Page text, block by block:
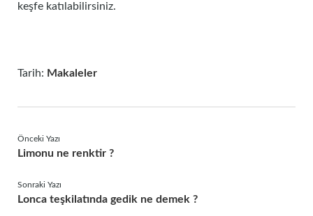
keşfe katılabilirsiniz.
Tarih: Makaleler
Önceki Yazı
Limonu ne renktir ?
Sonraki Yazı
Lonca teşkilatında gedik ne demek ?